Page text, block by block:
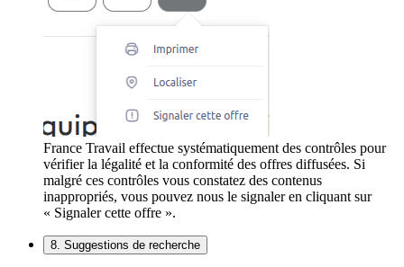
France Travail effectue systématiquement des contrôles pour
vérifier la légalité et la conformité des offres diffusées. Si
malgré ces contrôles vous constatez des contenus
inappropriés, vous pouvez nous le signaler en cliquant sur
« Signaler cette offre ».
8. Suggestions de recherche